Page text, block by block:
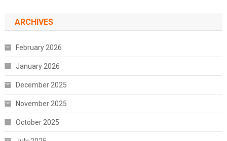
ARCHIVES
February 2026
January 2026
December 2025
November 2025
October 2025